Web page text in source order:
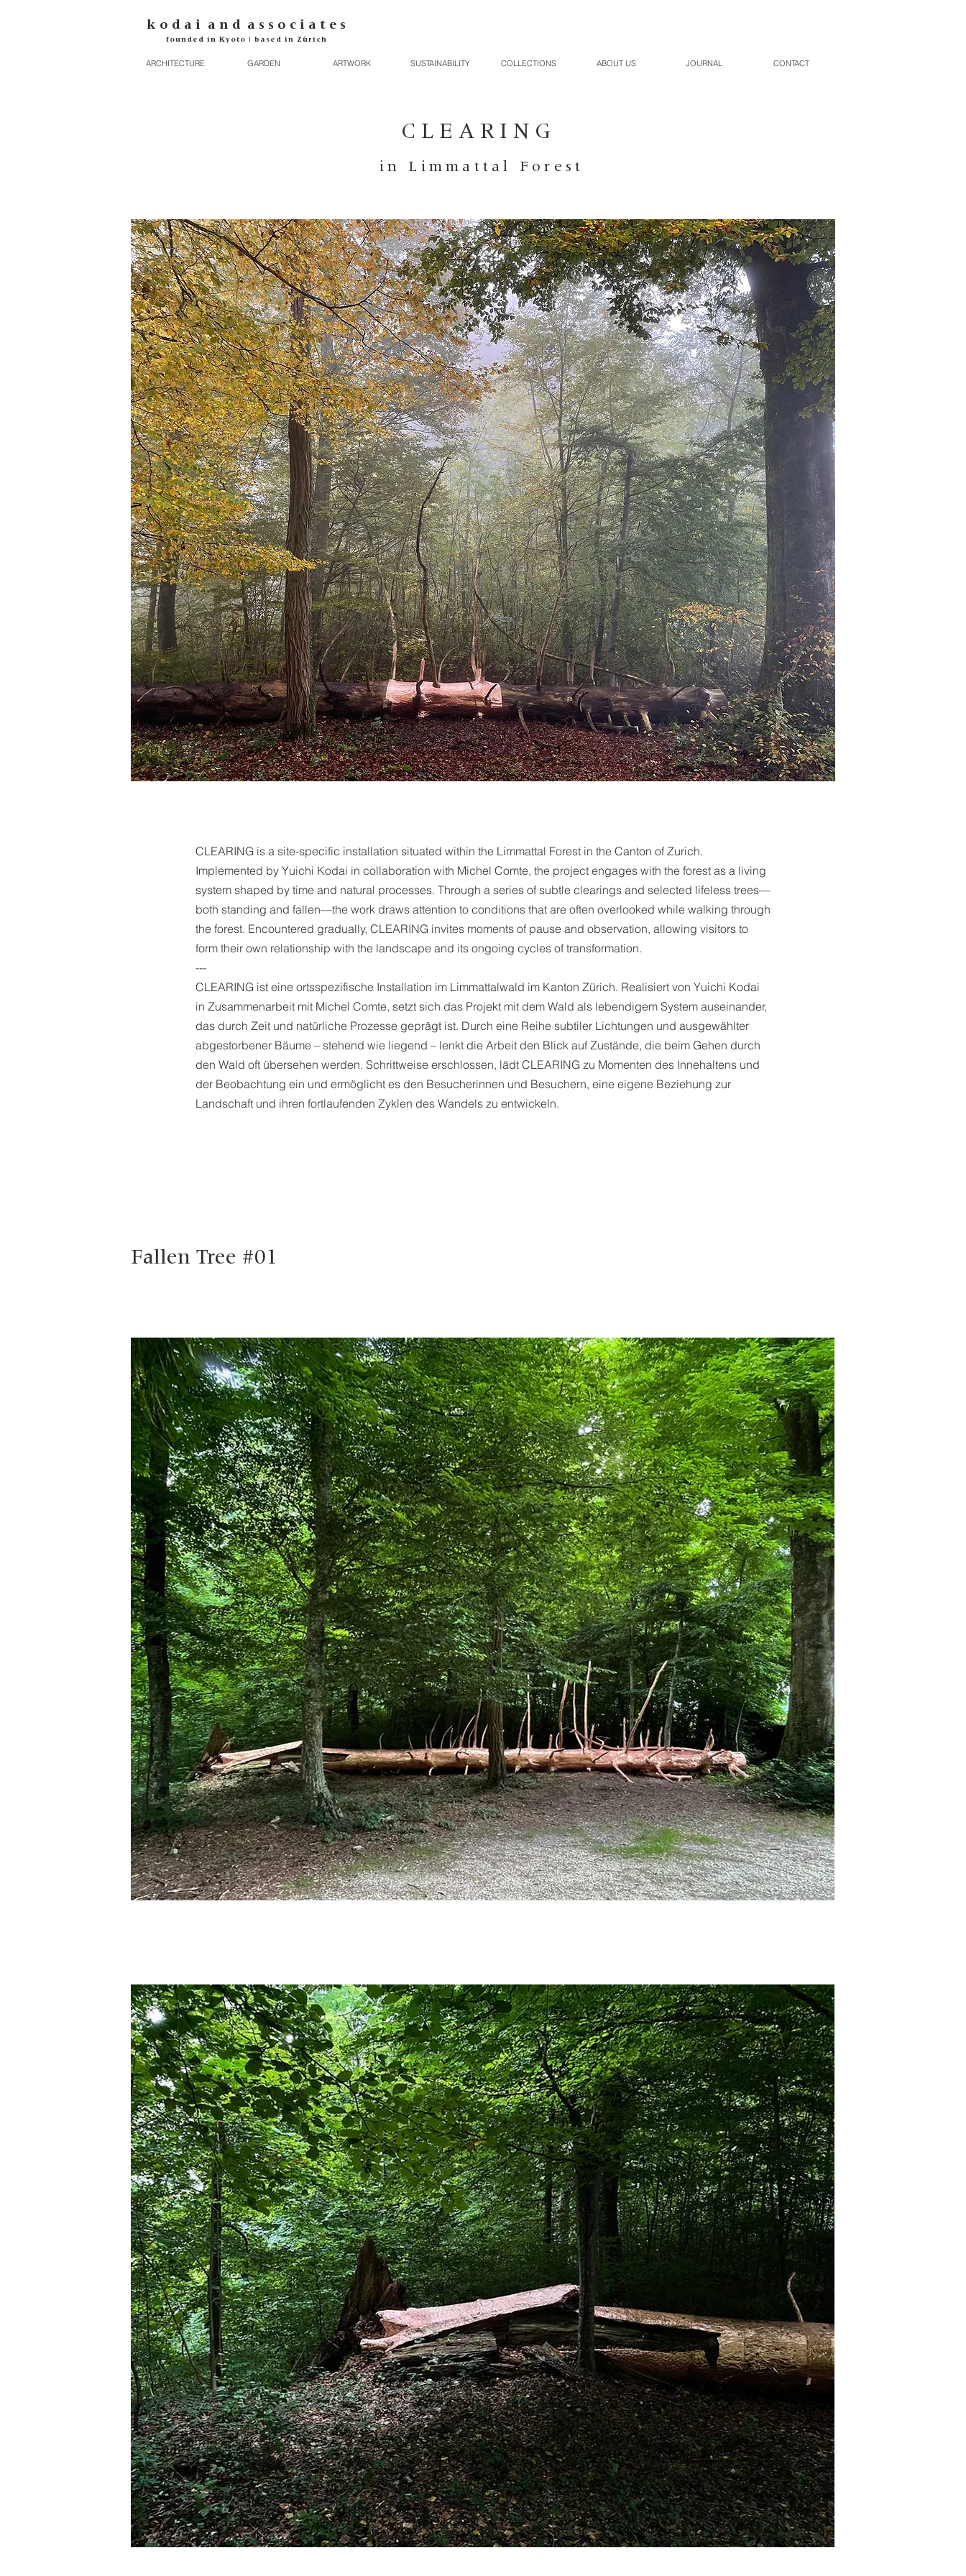
k o d a i a n d a s s o c i a t e s
founded in Kyoto | based in Zürich
ARCHITECTURE GARDEN ARTWORK SUSTAINABILITY COLLECTIONS ABOUT US JOURNAL CONTACT
CLEARING
in Limmattal Forest
CLEARING is a site-specific installation situated within the Limmattal Forest in the Canton of Zurich.
Implemented by Yuichi Kodai in collaboration with Michel Comte, the project engages with the forest as a living
system shaped by time and natural processes. Through a series of subtle clearings and selected lifeless trees—
both standing and fallen—the work draws attention to conditions that are often overlooked while walking through
the forest. Encountered gradually, CLEARING invites moments of pause and observation, allowing visitors to
form their own relationship with the landscape and its ongoing cycles of transformation.
---
CLEARING ist eine ortsspezifische Installation im Limmattalwald im Kanton Zürich. Realisiert von Yuichi Kodai
in Zusammenarbeit mit Michel Comte, setzt sich das Projekt mit dem Wald als lebendigem System auseinander,
das durch Zeit und natürliche Prozesse geprägt ist. Durch eine Reihe subtiler Lichtungen und ausgewählter
abgestorbener Bäume – stehend wie liegend – lenkt die Arbeit den Blick auf Zustände, die beim Gehen durch
den Wald oft übersehen werden. Schrittweise erschlossen, lädt CLEARING zu Momenten des Innehaltens und
der Beobachtung ein und ermöglicht es den Besucherinnen und Besuchern, eine eigene Beziehung zur
Landschaft und ihren fortlaufenden Zyklen des Wandels zu entwickeln.
Fallen Tree #01